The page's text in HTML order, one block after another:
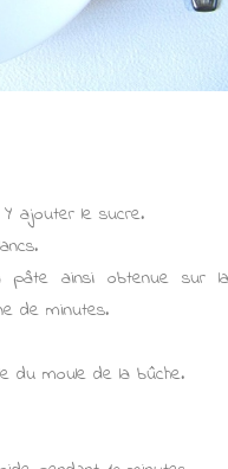
ajouter le sucre.
pâte ainsi obtenue sur
de minutes.
du moule de la bûche.